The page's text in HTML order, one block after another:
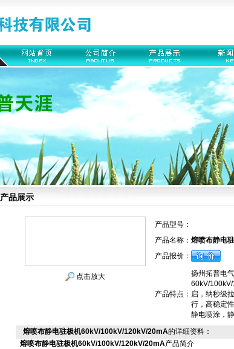
产品展示
点击放大
产品型号：
产品名称： 熔喷布静电
产品报价：
产品特点：
扬州拓普电
60kV/
启，纳秒级
行，高稳定
静电喷涂，
熔喷布静电驻极机60kV/100kV/120kV/20mA的详细资料：
熔喷布静电驻极机60kV/100kV/120kV/20mA产品简介